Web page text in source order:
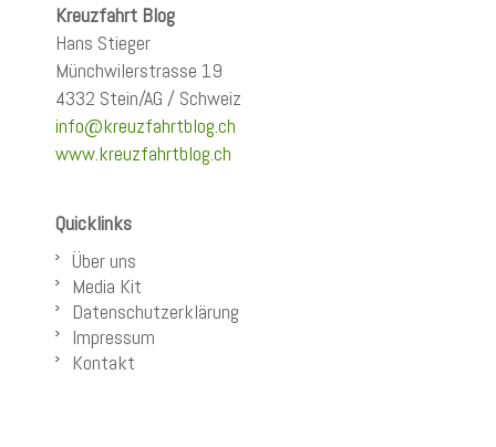
Kreuzfahrt Blog
Hans Stieger
Münchwilerstrasse 19
4332 Stein/AG / Schweiz
info@kreuzfahrtblog.ch
www.kreuzfahrtblog.ch
Quicklinks
Über uns
Media Kit
Datenschutzerklärung
Impressum
Kontakt